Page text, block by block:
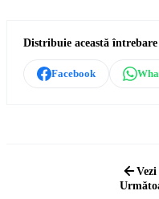
era nevoie de sânge pe
al Lui? Nu putea El să
sângele nu era pus pe
ci pentru credința,
Distribuie această întrebare
Facebook